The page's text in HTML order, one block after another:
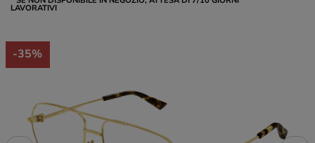
LAVORATIVI
-35%